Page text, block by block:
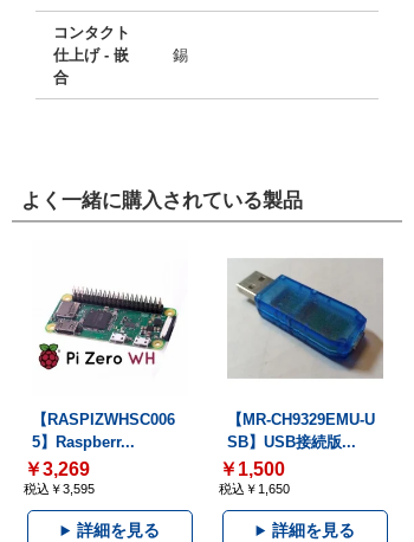
コンタクト
仕上げ - 嵌
合
錫
よく一緒に購入されている製品
【RASPIZWHSC006
5】Raspberr...
￥3,269
税込￥3,595
詳細を見る
【MR-CH9329EMU-U
SB】USB接続版...
￥1,500
税込￥1,650
詳細を見る